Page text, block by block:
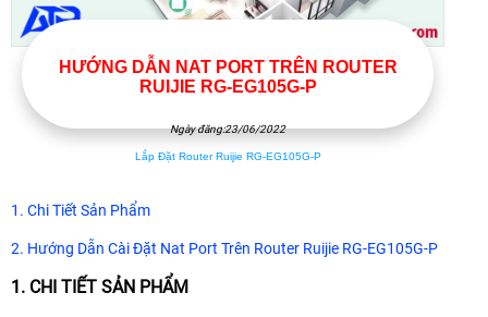
HƯỚNG DẪN NAT PORT TRÊN ROUTER
RUIJIE RG-EG105G-P
Ngày đăng:23/06/2022
Lắp Đặt Router Ruijie RG-EG105G-P
1. Chi Tiết Sản Phẩm
2. Hướng Dẫn Cài Đặt Nat Port Trên Router Ruijie RG-EG105G-P
1. CHI TIẾT SẢN PHẨM